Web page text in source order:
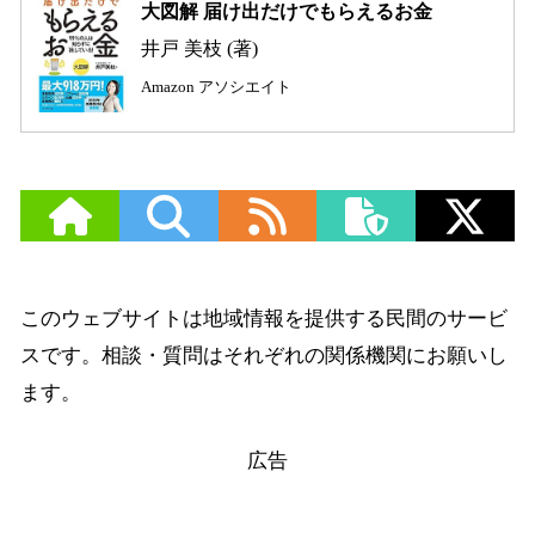
大図解 届け出だけでもらえるお金
井戸 美枝 (著)
Amazon アソシエイト